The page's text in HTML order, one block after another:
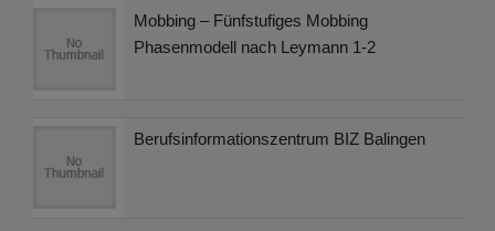
Mobbing – Fünfstufiges Mobbing
Phasenmodell nach Leymann 1-2
Berufsinformationszentrum BIZ Balingen